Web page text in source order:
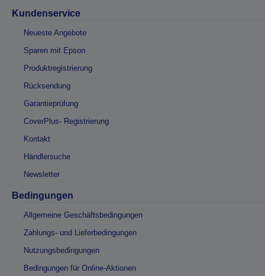
Kundenservice
Neueste Angebote
Sparen mit Epson
Produktregistrierung
Rücksendung
Garantieprüfung
CoverPlus- Registrierung
Kontakt
Händlersuche
Newsletter
Bedingungen
Allgemeine Geschäftsbedingungen
Zahlungs- und Lieferbedingungen
Nutzungsbedingungen
Bedingungen für Online-Aktionen